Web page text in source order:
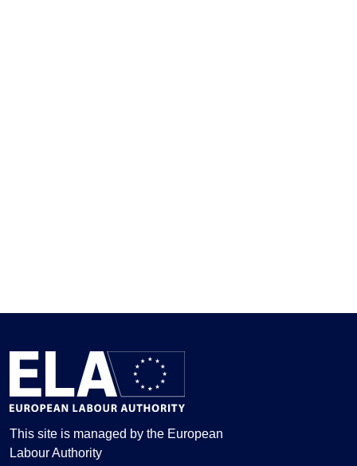
This site is managed by the European
Labour Authority